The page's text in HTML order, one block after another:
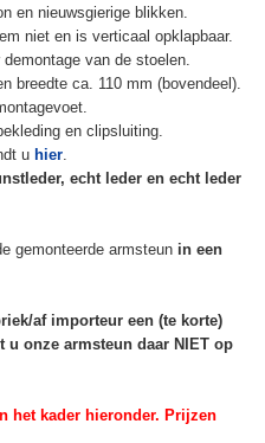
en nieuwsgierige blikken.
niet en is verticaal opklapbaar.
van de stoelen.
breedte ca. 110 mm (bovendeel).
en clipsluiting.
u hier.
echt leder en echt leder
gemonteerde armsteun in een
af importeur een (te korte)
onze armsteun daar NIET op
het kader hieronder. Prijzen